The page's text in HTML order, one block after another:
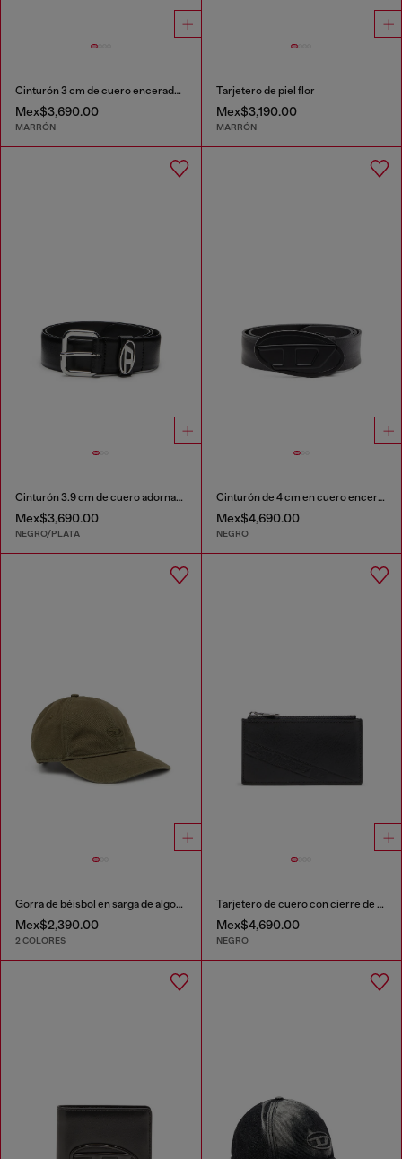
Cinturón 3 cm de cuero encerado con hebilla D-logo
Mex$3,690.00
MARRÓN
Tarjetero de piel flor
Mex$3,190.00
MARRÓN
Cinturón 3.9 cm de cuero adornado con una placa con el logotipo
Mex$3,690.00
NEGRO/PLATA
Cinturón de 4 cm en cuero encerado
Mex$4,690.00
NEGRO
Gorra de béisbol en sarga de algodón lavada
Mex$2,390.00
2 COLORES
Tarjetero de cuero con cierre de cremallera
Mex$4,690.00
NEGRO